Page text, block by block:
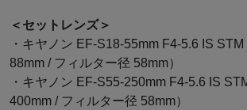
＜セットレンズ＞
・キヤノン EF-S18-55mm F4-5.6 IS
88mm / フィルター径 58mm）
・キヤノン EF-S55-250mm F4-5.6 IS
400mm / フィルター径 58mm）